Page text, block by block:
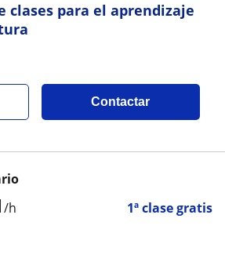
clases para el aprendizaje
Contactar
/h 1ª clase gratis